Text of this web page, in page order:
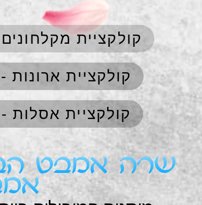
קולקציית
קולקציית
קולקציית
שרה אמבט